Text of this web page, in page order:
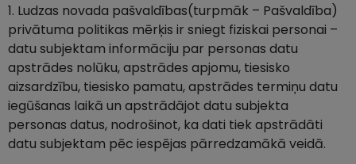
1. Ludzas novada pašvaldības(turpmāk – Pašvaldība)
privātuma politikas mērķis ir sniegt fiziskai personai –
datu subjektam informāciju par personas datu
apstrādes nolūku, apstrādes apjomu, tiesisko
aizsardzību, tiesisko pamatu, apstrādes termiņu datu
iegūšanas laikā un apstrādājot datu subjekta
personas datus, nodrošinot, ka dati tiek apstrādāti
datu subjektam pēc iespējas pārredzamākā veidā.